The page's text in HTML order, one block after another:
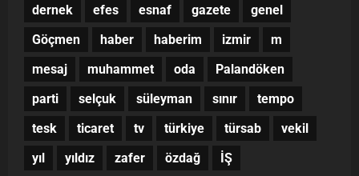
dernek
efes esnaf gazete
genel
Göçmen
haber haberim izmir
m
mesaj
muhammet oda
Palandöken
parti
selçuk süleyman sınır
tempo
tesk
ticaret tv türkiye türsab
vekil
yıl
yıldız zafer özdağ İŞ